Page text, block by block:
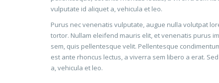
vulputate id aliquet a, vehicula et leo.
Purus nec venenatis vulputate, augue nulla volutpat
tortor. Nullam eleifend mauris elit, et venenatis purus
sem, quis pellentesque velit. Pellentesque
est ante rhoncus lectus, a viverra sem libero a erat.
a, vehicula et leo.